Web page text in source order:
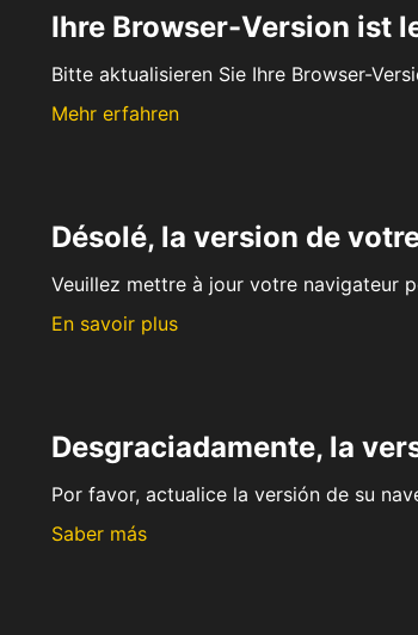
Ihre Browser-Version ist
Bitte aktualisieren Sie Ihre Browser-
Mehr erfahren
Désolé, la version de
Veuillez mettre à jour votre navigateur
En savoir plus
Desgraciadamente, la
Por favor, actualice la versión de su
Saber más